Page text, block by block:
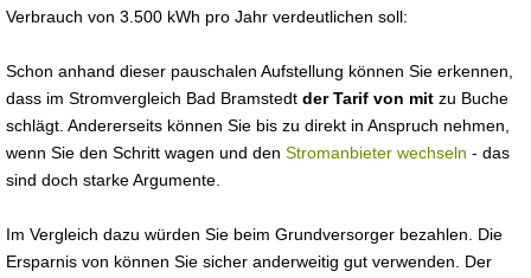
Verbrauch von 3.500 kWh pro Jahr verdeutlichen soll:
Schon anhand dieser pauschalen Aufstellung können Sie erkennen,
dass im Stromvergleich Bad Bramstedt der Tarif von mit zu Buche
schlägt. Andererseits können Sie bis zu direkt in Anspruch nehmen,
wenn Sie den Schritt wagen und den Stromanbieter wechseln - das
sind doch starke Argumente.
Im Vergleich dazu würden Sie beim Grundversorger bezahlen. Die
Ersparnis von können Sie sicher anderweitig gut verwenden. Der